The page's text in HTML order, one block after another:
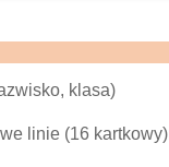
klasa)
linie (16 kartkowy)